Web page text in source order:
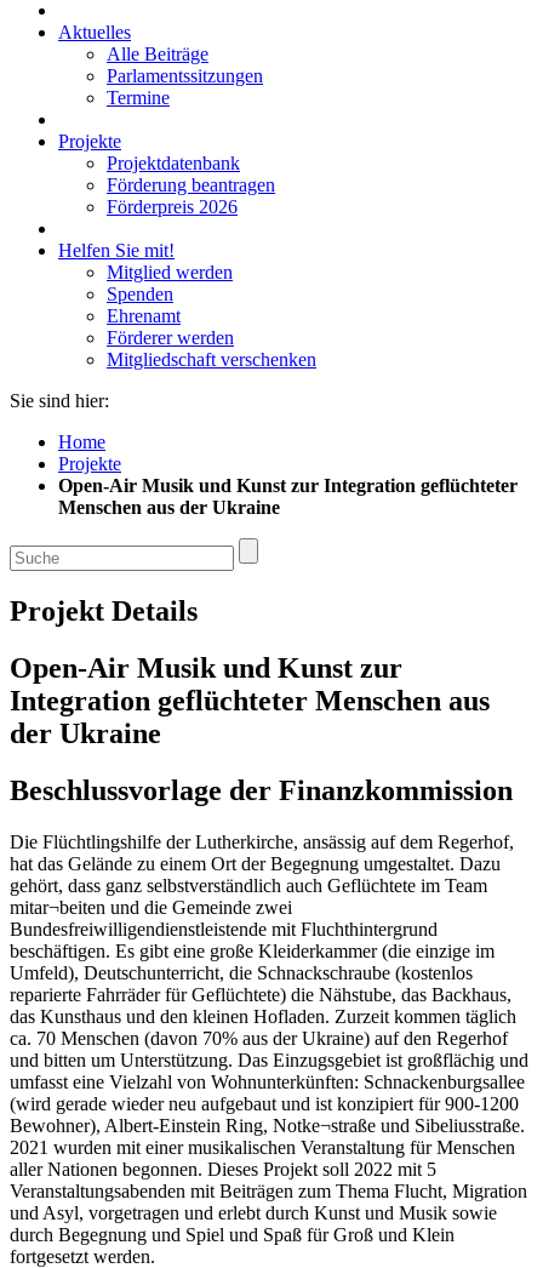
Aktuelles
Alle Beiträge
Parlamentssitzungen
Termine
Projekte
Projektdatenbank
Förderung beantragen
Förderpreis 2026
Helfen Sie mit!
Mitglied werden
Spenden
Ehrenamt
Förderer werden
Mitgliedschaft verschenken
Sie sind hier:
Home
Projekte
Open-Air Musik und Kunst zur Integration geflüchteter
Menschen aus der Ukraine
Projekt Details
Open-Air Musik und Kunst zur
Integration geflüchteter Menschen aus
der Ukraine
Beschlussvorlage der Finanzkommission
Die Flüchtlingshilfe der Lutherkirche, ansässig auf dem Regerhof,
hat das Gelände zu einem Ort der Begegnung umgestaltet. Dazu
gehört, dass ganz selbstverständlich auch Geflüchtete im Team
mitar¬beiten und die Gemeinde zwei
Bundesfreiwilligendienstleistende mit Fluchthintergrund
beschäftigen. Es gibt eine große Kleiderkammer (die einzige im
Umfeld), Deutschunterricht, die Schnackschraube (kostenlos
reparierte Fahrräder für Geflüchtete) die Nähstube, das Backhaus,
das Kunsthaus und den kleinen Hofladen. Zurzeit kommen täglich
ca. 70 Menschen (davon 70% aus der Ukraine) auf den Regerhof
und bitten um Unterstützung. Das Einzugsgebiet ist großflächig und
umfasst eine Vielzahl von Wohnunterkünften: Schnackenburgsallee
(wird gerade wieder neu aufgebaut und ist konzipiert für 900-1200
Bewohner), Albert-Einstein Ring, Notke¬straße und Sibeliusstraße.
2021 wurden mit einer musikalischen Veranstaltung für Menschen
aller Nationen begonnen. Dieses Projekt soll 2022 mit 5
Veranstaltungsabenden mit Beiträgen zum Thema Flucht, Migration
und Asyl, vorgetragen und erlebt durch Kunst und Musik sowie
durch Begegnung und Spiel und Spaß für Groß und Klein
fortgesetzt werden.